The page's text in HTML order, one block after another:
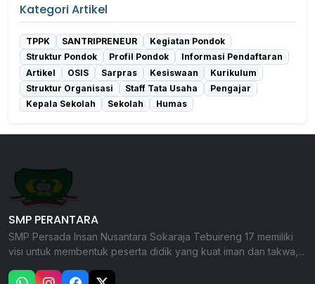
Kategori Artikel
TPPK SANTRIPRENEUR
Kegiatan Pondok
Struktur Pondok
Profil Pondok
Informasi Pendaftaran
Artikel
OSIS Sarpras Kesiswaan
Kurikulum
Struktur Organisasi
Staff Tata Usaha
Pengajar
Kepala Sekolah
Sekolah Humas
SMP PERANTARA
SMP Persada Insan Nusantara Sokaraja Tebuireng 17 memiliki
visi untuk membentuk peserta didik yang kuat iman dan takwa,...